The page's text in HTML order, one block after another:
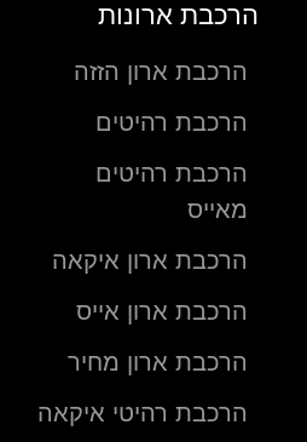
הרכבת ארונות
הרכבת ארון הזזה
הרכבת רהיטים
הרכבת רהיטים
מאייס
הרכבת ארון איקאה
הרכבת ארון אייס
הרכבת ארון מחיר
הרכבת רהיטי איקאה